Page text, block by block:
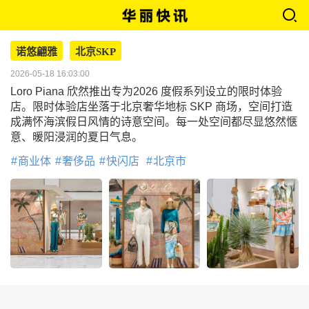
诺悠翩雅 北京SKP
2026-05-18 16:03:00
Loro Piana 欣然推出专为2026 度假系列设立的限时体验
店。限时体验店坐落于北京奢华地标 SKP 商场，空间打造
成满怀海滨假日风情的诗意空间。每一处空间都尽显悠然惬
意、暖阳浸润的夏日气息。
商业体 奢侈品 快闪店 北京市